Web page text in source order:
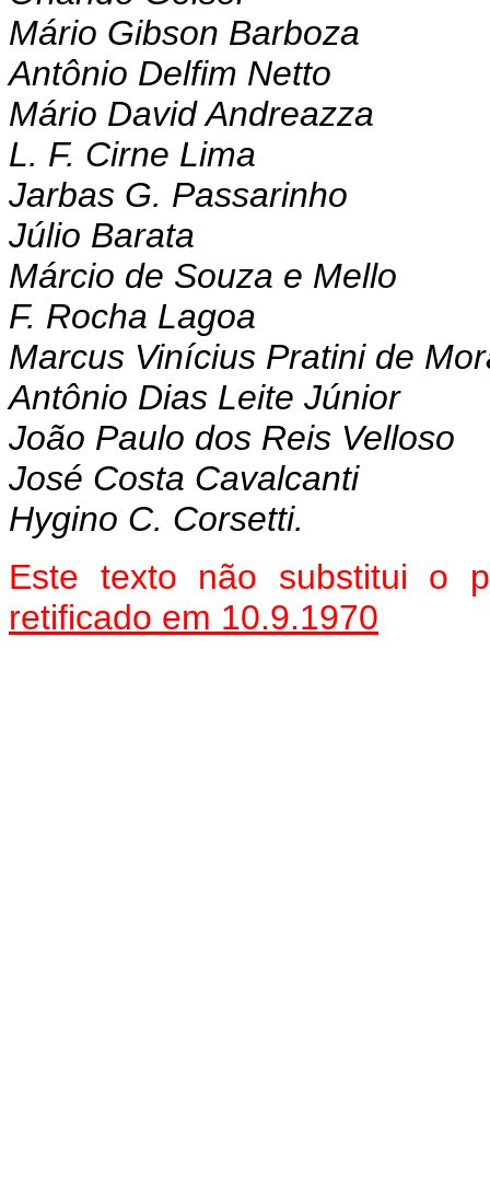
Mário Gibson Barboza
Antônio Delfim Netto
Mário David Andreazza
L. F. Cirne Lima
Jarbas G. Passarinho
Júlio Barata
Márcio de Souza e Mello
F. Rocha Lagoa
Marcus Vinícius Pratini de
Antônio Dias Leite Júnior
João Paulo dos Reis Velloso
José Costa Cavalcanti
Hygino C. Corsetti.
Este texto não substitui o
retificado em 10.9.1970